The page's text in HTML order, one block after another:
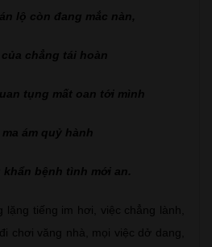
lộ còn đang mắc nàn,
chẳng tái hoàn
tụng mất oan tới mình
ám quỷ hành
khẩn bệnh tình mới an.
lặng tiếng im hơi, việc chẳng lành,
chơi văng nhà, mọi việc dở dang,